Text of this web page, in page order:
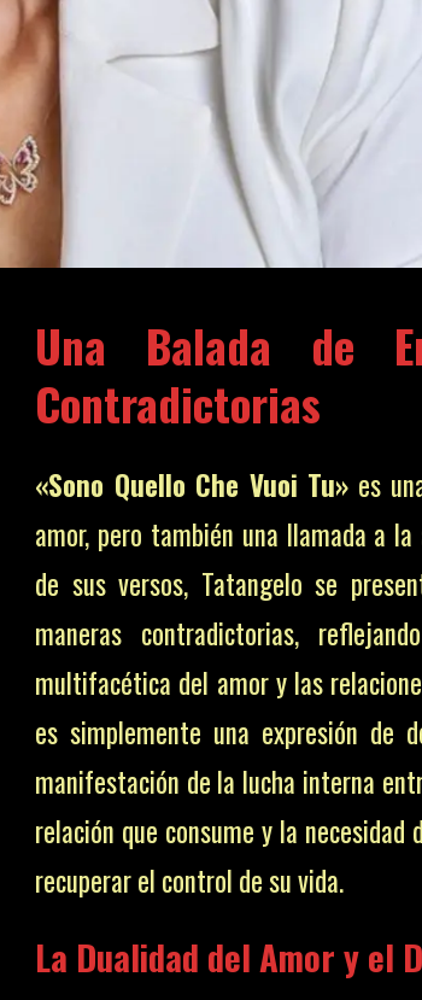
Una Balada de
Contradictorias
«Sono Quello Che Vuoi Tu» es
amor, pero también una llamada a
de sus versos, Tatangelo se
maneras contradictorias,
multifacética del amor y las
es simplemente una expresión de
manifestación de la lucha interna
relación que consume y la necesidad
recuperar el control de su vida.
La Dualidad del Amor y el